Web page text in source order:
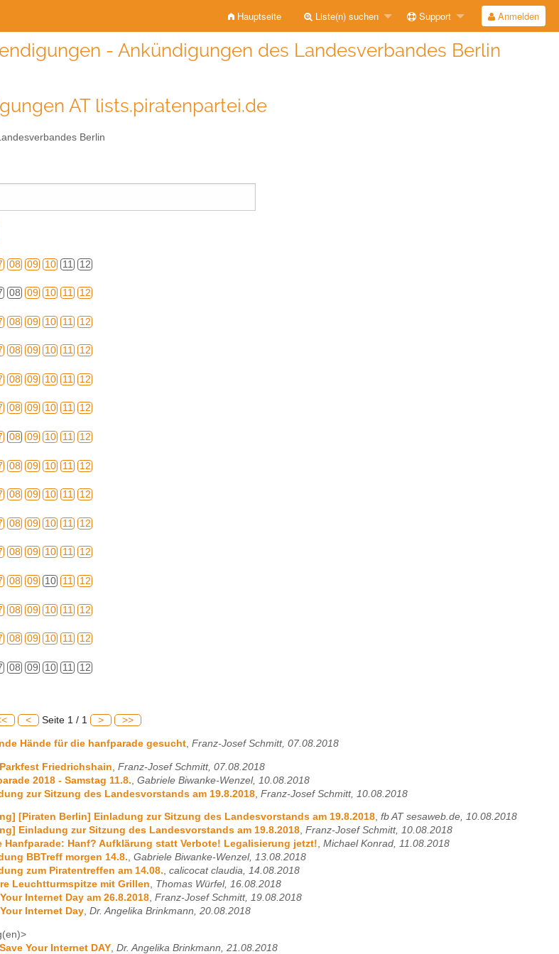
Hauptseite Liste(n) suchen Support Anmelden
- Ankündigungen des Landesverbandes Berlin
AT lists.piratenpartei.de
Berlin
08 09 10 11 12
08 09 10 11 12
08 09 10 11 12
08 09 10 11 12
08 09 10 11 12
08 09 10 11 12
08 09 10 11 12
08 09 10 11 12
08 09 10 11 12
08 09 10 11 12
08 09 10 11 12
08 09 10 11 12
08 09 10 11 12
08 09 10 11 12
08 09 10 11 12
< Seite 1 / 1 > >>
Hände für die hanfparade gesucht, Franz-Josef Schmitt, 07.08.2018
Friedrichshain Franz-Josef Schmitt, 07.08.2018
2018 - Samstag 11.8.
Gabriele Biwanke-Wenzel, 10.08.2018
zur Sitzung des Landesvorstands am 19.8.2018 Franz-Josef Schmitt, 10.08.2018
[Piraten Berlin] Einladung zur Sitzung des Landesvorstands am 19.8.2018, fb AT sesaweb.de, 10.08.2018
Einladung zur Sitzung des Landesvorstands am 19.8.2018, Franz-Josef Schmitt, 10.08.2018
Hanf? Aufklärung statt Verbote! Legalisierung jetzt!, Michael Konrad, 11.08.2018
BBTreff morgen 14.8., Gabriele Biwanke-Wenzel, 13.08.2018
zum Piratentreffen am 14.08., calicocat claudia, 14.08.2018
Leuchtturmspitze mit Grillen, Thomas Würfel, 16.08.2018
Internet Day am 26.8.2018, Franz-Josef Schmitt, 19.08.2018
Internet Day, Dr. Angelika Brinkmann, 20.08.2018
Your Internet DAY Dr. Angelika Brinkmann, 21.08.2018